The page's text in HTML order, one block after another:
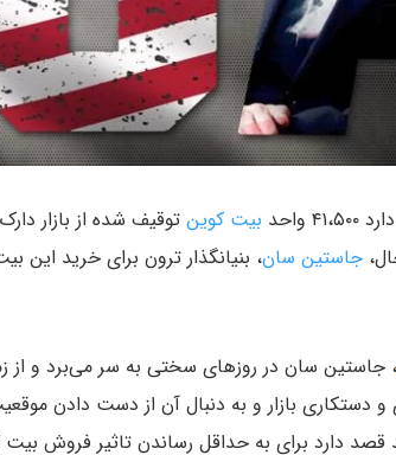
واحد بیت کوینتوقیف شده از بازار
جاستین سان
، جاستین سان در روزهای سختی به سر می‌برد و از
و دستکاری بازار و به دنبال آن از دست دادن
دارد برای به حداقل رساندن تاثیر فروش بیت